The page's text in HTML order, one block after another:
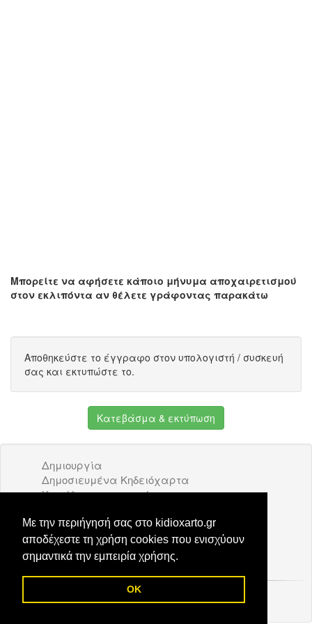
Με την περιήγησή σας στο kidioxarto.gr
αποδέχεστε τη χρήση cookies που ενισχύουν
σημαντικά την εμπειρία χρήσης.
OK
Μπορείτε να αφήσετε κάποιο μήνυμα αποχαιρετισμού
στον εκλιπόντα αν θέλετε γράφοντας παρακάτω
Αποθηκεύστε το έγγραφο στον υπολογιστή / συσκευή
σας και εκτυπώστε το.
Κατεβάσμα & εκτύπωση
Δημιουργία
Δημοσιευμένα Κηδειόχαρτα
Κατάλογος επιχειρήσεων
Διαφήμιση
Επικοινωνία
© 2026 Kidioxarto.gr /Επικοινωνία